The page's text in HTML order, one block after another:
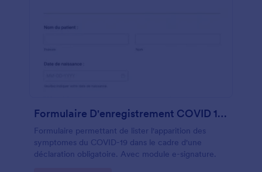
appareil.
Formulaire D'enregistrement COVID 19 En Français
Formulaire permettant de lister l'apparition des
symptomes du COVID-19 dans le cadre d'une
déclaration obligatoire. Avec module e-signature.